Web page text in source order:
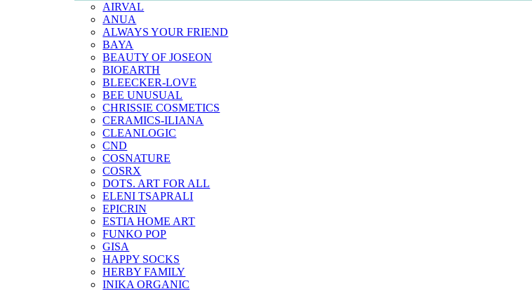
AIRVAL
ANUA
ALWAYS YOUR FRIEND
BAYA
BEAUTY OF JOSEON
BIOEARTH
BLEECKER-LOVE
BEE UNUSUAL
CHRISSIE COSMETICS
CERAMICS-ILIANA
CLEANLOGIC
CND
COSNATURE
COSRX
DOTS. ART FOR ALL
ELENI TSAPRALI
EPICRIN
ESTIA HOME ART
FUNKO POP
GISA
HAPPY SOCKS
HERBY FAMILY
INIKA ORGANIC